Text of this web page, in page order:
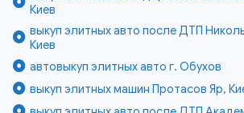
Киев
выкуп элитных авто после ДТП
Киев
автовыкуп элитных авто г. Обухов
выкуп элитных машин Протасов Яр,